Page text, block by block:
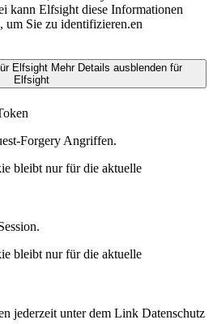
kann Elfsight diese Informationen
um Sie zu identifizieren.en
Elfsight Mehr Details ausblenden für
Elfsight
Forgery Angriffen.
bleibt nur für die aktuelle
bleibt nur für die aktuelle
jederzeit unter dem Link Datenschutz